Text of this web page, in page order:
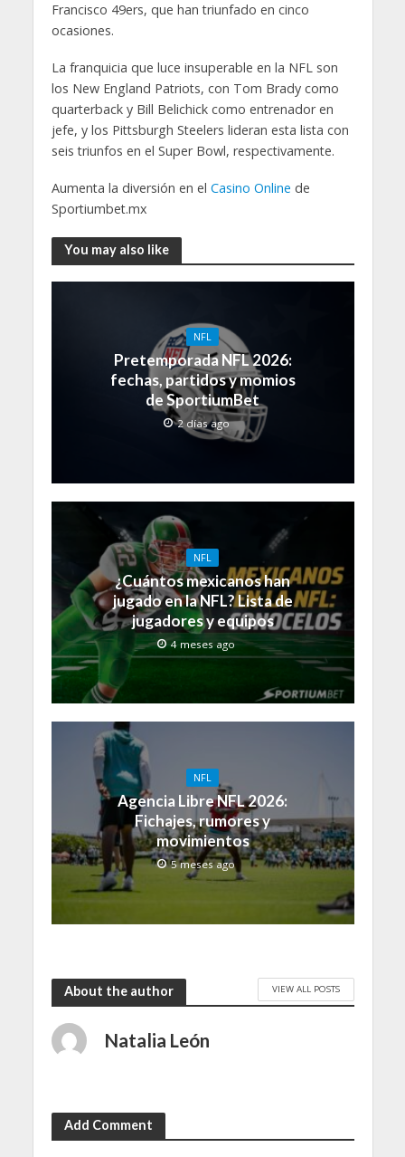
Francisco 49ers, que han triunfado en cinco
ocasiones.
La franquicia que luce insuperable en la NFL son
los New England Patriots, con Tom Brady como
quarterback y Bill Belichick como entrenador en
jefe, y los Pittsburgh Steelers lideran esta lista con
seis triunfos en el Super Bowl, respectivamente.
Aumenta la diversión en el Casino Online de
Sportiumbet.mx
You may also like
NFL
Pretemporada NFL 2026:
fechas, partidos y momios
de SportiumBet
2 días ago
NFL
¿Cuántos mexicanos han
jugado en la NFL? Lista de
jugadores y equipos
4 meses ago
NFL
Agencia Libre NFL 2026:
Fichajes, rumores y
movimientos
5 meses ago
About the author VIEW ALL POSTS
Natalia León
Add Comment